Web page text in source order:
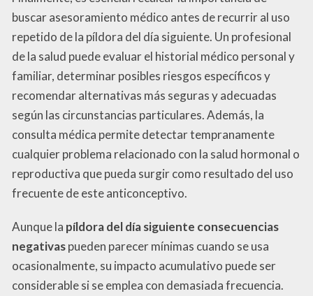
buscar asesoramiento médico antes de recurrir al uso
repetido de la píldora del día siguiente. Un profesional
de la salud puede evaluar el historial médico personal y
familiar, determinar posibles riesgos específicos y
recomendar alternativas más seguras y adecuadas
según las circunstancias particulares. Además, la
consulta médica permite detectar tempranamente
cualquier problema relacionado con la salud hormonal o
reproductiva que pueda surgir como resultado del uso
frecuente de este anticonceptivo.
Aunque la píldora del día siguiente consecuencias
negativaspueden parecer mínimas cuando se usa
ocasionalmente, su impacto acumulativo puede ser
considerable si se emplea con demasiada frecuencia.